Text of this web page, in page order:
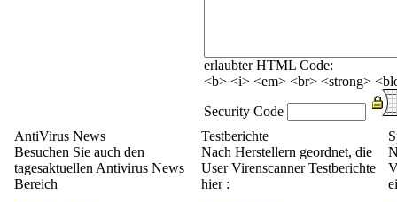
erlaubter HTML Code:
<b> <i> <em> <br> <strong>
Security Code
AntiVirus News
Besuchen Sie auch den
tagesaktuellen Antivirus News
Bereich
Testberichte
Nach Herstellern geordnet, die
User Virenscanner Testberichte
hier :